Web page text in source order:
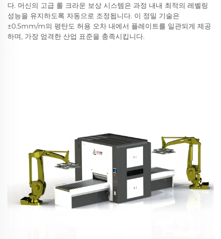
다. 머신의 고급 롤 크라운 보상 시스템은 과정 내내 최적의 레벨링
성능을 유지하도록 자동으로 조정됩니다. 이 정밀 기술은
±0.5mm/m의 평탄도 허용 오차 내에서 플레이트를 일관되게 제공
하며, 가장 엄격한 산업 표준을 충족시킵니다.